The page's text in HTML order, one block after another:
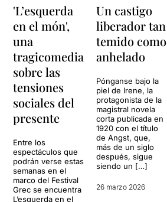
'L’esquerda
en el món',
una
tragicomedia
sobre las
tensiones
sociales del
presente
Entre los
espectáculos que
podrán verse estas
semanas en el
marco del Festival
Grec se encuentra
L’esquerda en el
Un castigo
liberador tan
temido como
anhelado
Pónganse bajo la
piel de Irene, la
protagonista de la
magistral novela
corta publicada en
1920 con el título
de Angst, que,
más de un siglo
después, sigue
siendo un […]
26 marzo 2026